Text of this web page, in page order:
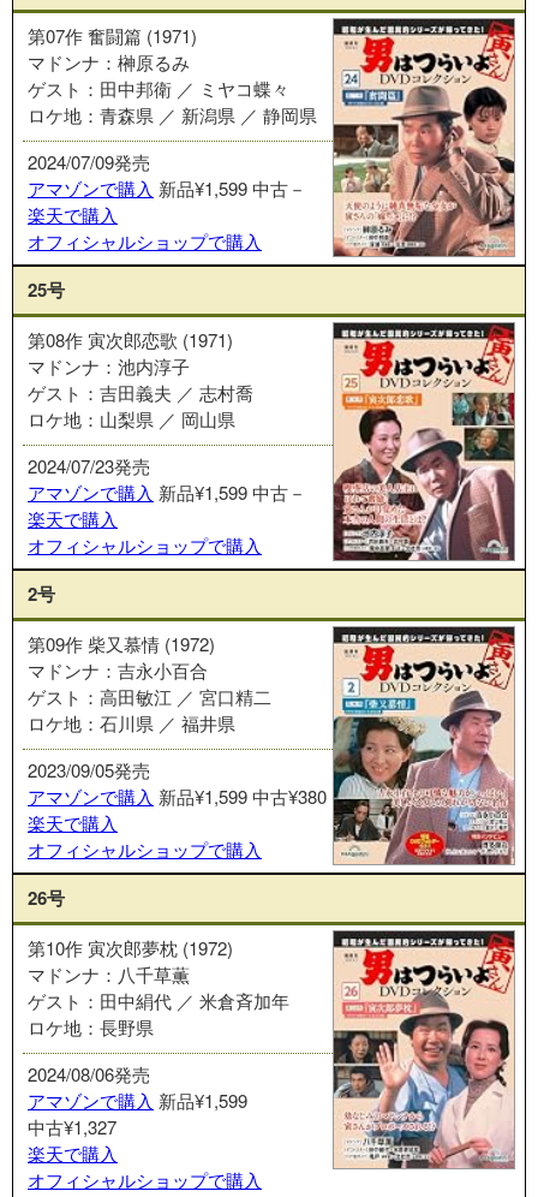
第07作 奮闘篇 (1971)
マドンナ：榊原るみ
ゲスト：田中邦衛 ／ ミヤコ蝶々
ロケ地：青森県 ／ 新潟県 ／ 静岡県
2024/07/09発売
アマゾンで購入 新品¥1,599中古－
楽天で購入
オフィシャルショップで購入
25号
第08作 寅次郎恋歌 (1971)
マドンナ：池内淳子
ゲスト：吉田義夫 ／ 志村喬
ロケ地：山梨県 ／ 岡山県
2024/07/23発売
アマゾンで購入 新品¥1,599中古－
楽天で購入
オフィシャルショップで購入
2号
第09作 柴又慕情 (1972)
マドンナ：吉永小百合
ゲスト：高田敏江 ／ 宮口精二
ロケ地：石川県 ／ 福井県
2023/09/05発売
アマゾンで購入 新品¥1,599中古¥380
楽天で購入
オフィシャルショップで購入
26号
第10作 寅次郎夢枕 (1972)
マドンナ：八千草薫
ゲスト：田中絹代 ／ 米倉斉加年
ロケ地：長野県
2024/08/06発売
アマゾンで購入 新品¥1,599
中古¥1,327
楽天で購入
オフィシャルショップで購入